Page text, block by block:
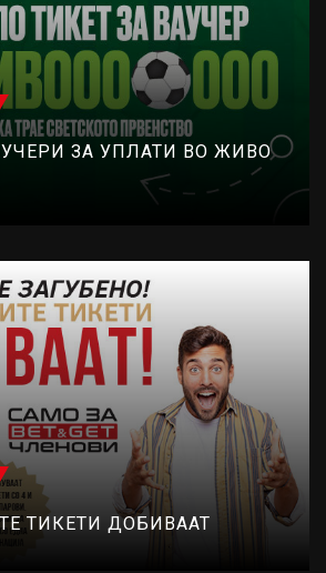
ЗА УПЛАТИ ВО ЖИВО
ТИКЕТИ ДОБИВААТ